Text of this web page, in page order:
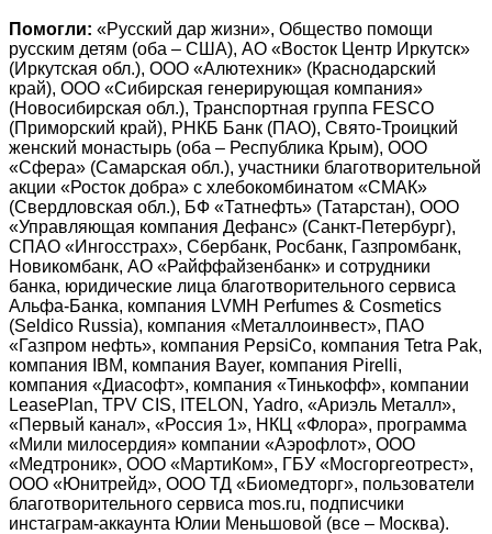
Помогли: «Русский дар жизни», Общество помощи
русским детям (оба – США), АО «Восток Центр Иркутск»
(Иркутская обл.), ООО «Алютехник» (Краснодарский
край), ООО «Сибирская генерирующая компания»
(Новосибирская обл.), Транспортная группа FESCO
(Приморский край), РНКБ Банк (ПАО), Свято-Троицкий
женский монастырь (оба – Республика Крым), ООО
«Сфера» (Самарская обл.), участники благотворительной
акции «Росток добра» с хлебокомбинатом «СМАК»
(Свердловская обл.), БФ «Татнефть» (Татарстан), ООО
«Управляющая компания Дефанс» (Санкт-Петербург),
СПАО «Ингосстрах», Сбербанк, Росбанк, Газпромбанк,
Новикомбанк, АО «Райффайзенбанк» и сотрудники
банка, юридические лица благотворительного сервиса
Альфа-Банка, компания LVMH Perfumes & Cosmetics
(Seldico Russia), компания «Металлоинвест», ПАО
«Газпром нефть», компания PepsiCo, компания Tetra Pak,
компания IBM, компания Bayer, компания Pirelli,
компания «Диасофт», компания «Тинькофф», компании
LeasePlan, TPV CIS, ITELON, Yadro, «Ариэль Металл»,
«Первый канал», «Россия 1», НКЦ «Флора», программа
«Мили милосердия» компании «Аэрофлот», ООО
«Медтроник», ООО «МартиКом», ГБУ «Мосгоргеотрест»,
ООО «Юнитрейд», ООО ТД «Биомедторг», пользователи
благотворительного сервиса mos.ru, подписчики
инстаграм-аккаунта Юлии Меньшовой (все – Москва).